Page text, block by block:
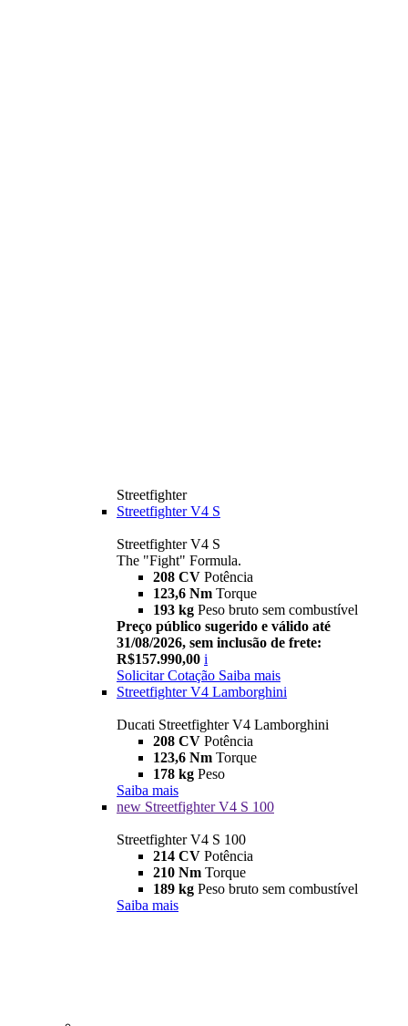
Streetfighter
Streetfighter V4 S
Streetfighter V4 S
The "Fight" Formula.
208 CV Potência
123,6 Nm Torque
193 kg Peso bruto sem combustível
Preço público sugerido e válido até
31/08/2026, sem inclusão de frete:
R$157.990,00 i
Solicitar Cotação Saiba mais
Streetfighter V4 Lamborghini
Ducati Streetfighter V4 Lamborghini
208 CV Potência
123,6 Nm Torque
178 kg Peso
Saiba mais
new Streetfighter V4 S 100
Streetfighter V4 S 100
214 CV Potência
210 Nm Torque
189 kg Peso bruto sem combustível
Saiba mais